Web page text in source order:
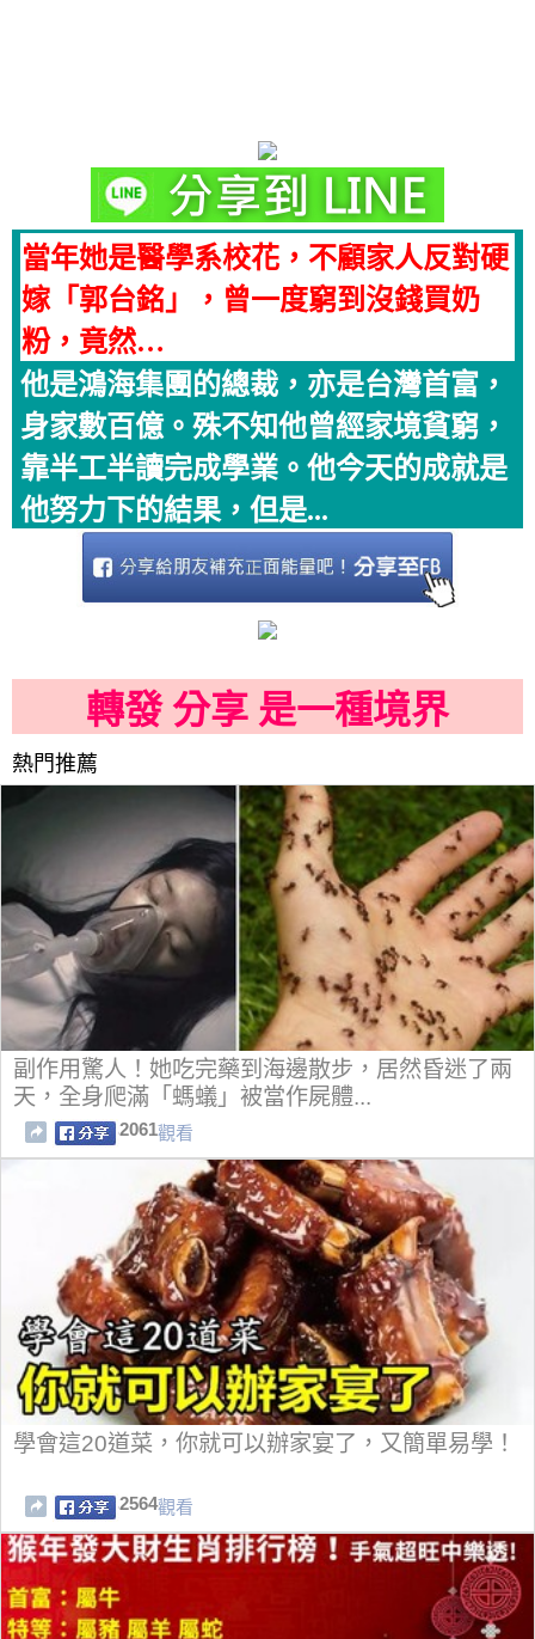
當年她是醫學系校花，不顧家人反對硬
嫁「郭台銘」，曾一度窮到沒錢買奶
粉，竟然…
他是鴻海集團的總裁，亦是台灣首富，
身家數百億。殊不知他曾經家境貧窮，
靠半工半讀完成學業。他今天的成就是
他努力下的結果，但是...
轉發 分享 是一種境界
熱門推薦
副作用驚人！她吃完藥到海邊散步，居然昏迷了兩
天，全身爬滿「螞蟻」被當作屍體...
2061觀看
學會這20道菜，你就可以辦家宴了，又簡單易學！
2564觀看